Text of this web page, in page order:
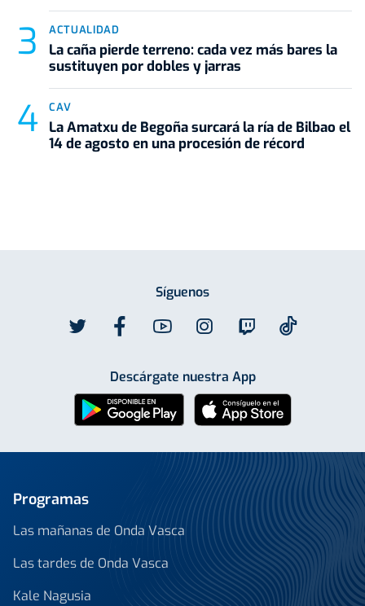
ACTUALIDAD
La caña pierde terreno: cada vez más bares la
sustituyen por dobles y jarras
CAV
La Amatxu de Begoña surcará la ría de Bilbao el
14 de agosto en una procesión de récord
Síguenos
Descárgate nuestra App
Programas
Las mañanas de Onda Vasca
Las tardes de Onda Vasca
Kale Nagusia